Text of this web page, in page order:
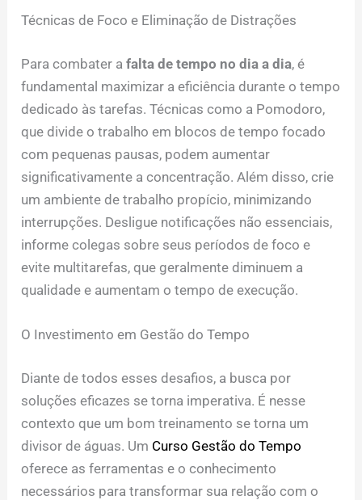
Técnicas de Foco e Eliminação de Distrações
Para combater afalta de tempo no dia a dia, é
fundamental maximizar a eficiência durante o tempo
dedicado às tarefas. Técnicas como a Pomodoro,
que divide o trabalho em blocos de tempo focado
com pequenas pausas, podem aumentar
significativamente a concentração. Além disso, crie
um ambiente de trabalho propício, minimizando
interrupções. Desligue notificações não essenciais,
informe colegas sobre seus períodos de foco e
evite multitarefas, que geralmente diminuem a
qualidade e aumentam o tempo de execução.
O Investimento em Gestão do Tempo
Diante de todos esses desafios, a busca por
soluções eficazes se torna imperativa. É nesse
contexto que um bom treinamento se torna um
divisor de águas. Um Curso Gestão do Tempo
oferece as ferramentas e o conhecimento
necessários para transformar sua relação com o